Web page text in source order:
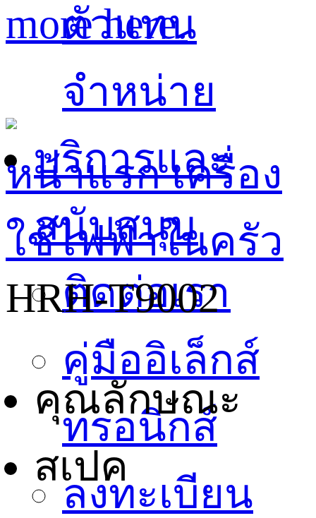
ตัวแทน
จำหน่าย
บริการและ
สนับสนุน
ติดต่อเรา
คู่มืออิเล็กส์
ทรอนิกส์
ลงทะเบียน
more here.
หน้าแรกเครื่อง
ใช้ไฟฟ้าในครัว
HRH-T9002
คุณลักษณะ
สเปค